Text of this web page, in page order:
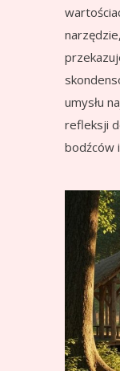
umysłu
refleksji
bodźców